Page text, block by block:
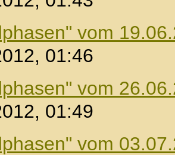
vom
01:46
vom
01:49
vom